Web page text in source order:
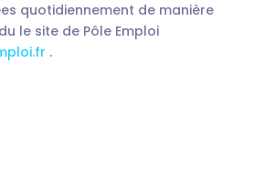
quotidiennement de manière
le site de Pôle Emploi
.